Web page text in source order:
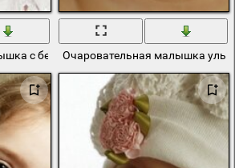
с белым тюльпаном
Очаровательная малышка